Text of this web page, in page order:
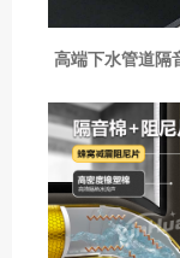
高端下水管道隔